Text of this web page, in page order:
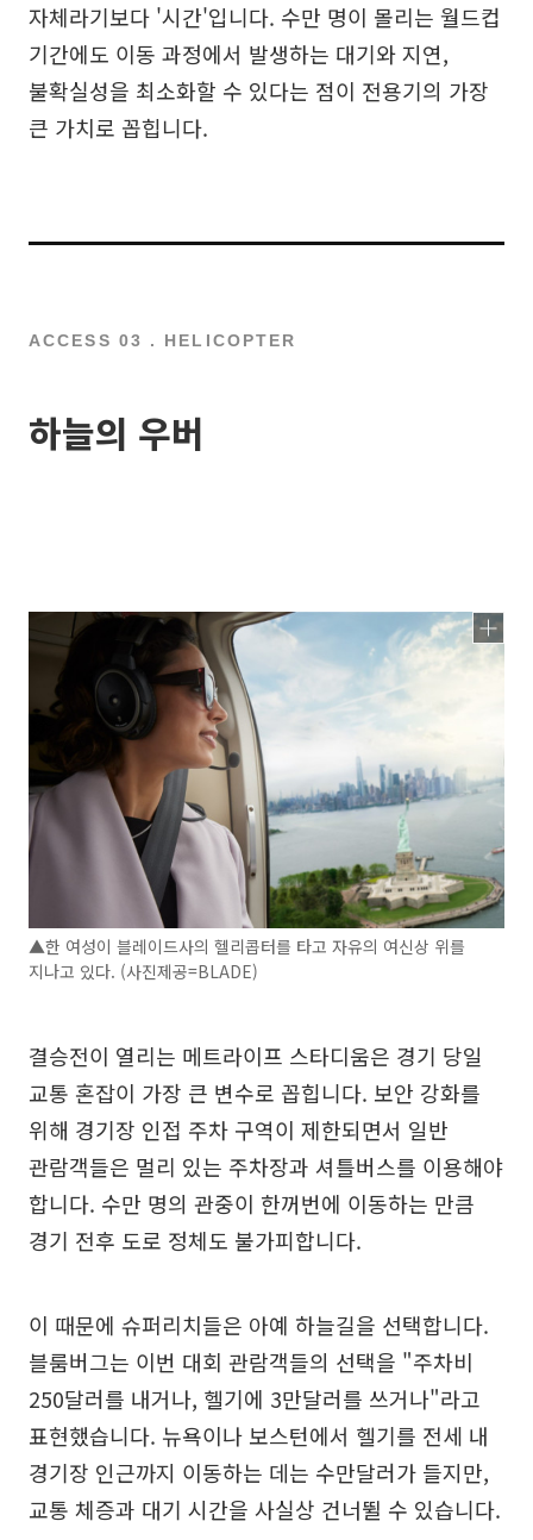
자체라기보다 '시간'입니다. 수만 명이 몰리는 월드컵
기간에도 이동 과정에서 발생하는 대기와 지연,
불확실성을 최소화할 수 있다는 점이 전용기의 가장
큰 가치로 꼽힙니다.
ACCESS 03 . HELICOPTER
하늘의 우버
▲한 여성이 블레이드사의 헬리콥터를 타고 자유의 여신상 위를
지나고 있다. (사진제공=BLADE)
결승전이 열리는 메트라이프 스타디움은 경기 당일
교통 혼잡이 가장 큰 변수로 꼽힙니다. 보안 강화를
위해 경기장 인접 주차 구역이 제한되면서 일반
관람객들은 멀리 있는 주차장과 셔틀버스를 이용해야
합니다. 수만 명의 관중이 한꺼번에 이동하는 만큼
경기 전후 도로 정체도 불가피합니다.
이 때문에 슈퍼리치들은 아예 하늘길을 선택합니다.
블룸버그는 이번 대회 관람객들의 선택을 "주차비
250달러를 내거나, 헬기에 3만달러를 쓰거나"라고
표현했습니다. 뉴욕이나 보스턴에서 헬기를 전세 내
경기장 인근까지 이동하는 데는 수만달러가 들지만,
교통 체증과 대기 시간을 사실상 건너뛸 수 있습니다.